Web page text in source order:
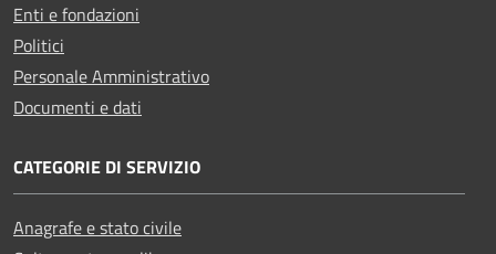
Enti e fondazioni
Politici
Personale Amministrativo
Documenti e dati
CATEGORIE DI SERVIZIO
Anagrafe e stato civile